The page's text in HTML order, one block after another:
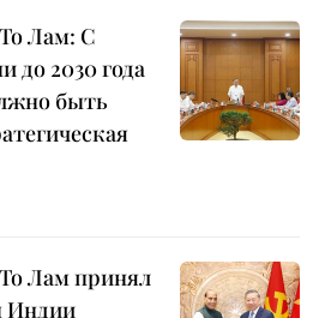
Лам: С
до 2030 года
быть
Лам принял
Индии